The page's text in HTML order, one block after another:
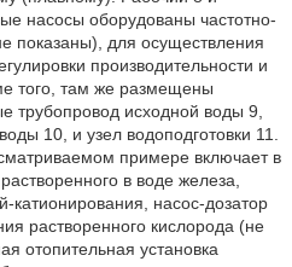
насосы оборудованы частотно-
показаны), для осуществления
производительности и
того, там же размещены
трубопровод исходной воды 9,
10, и узел водоподготовки 11.
примере включает в
в воде железа,
катионирования, насос-дозатор
растворенного кислорода (не
отопительная установка